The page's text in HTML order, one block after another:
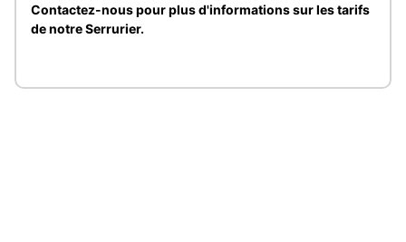
Contactez-nous pour plus d'informations sur les tarifs
de notre Serrurier.